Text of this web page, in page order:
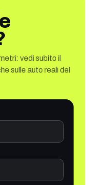
vedi subito il
sulle auto reali del